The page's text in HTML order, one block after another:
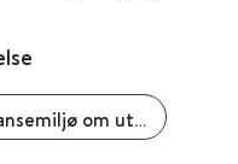
Nasjonalt kompetansemiljø om utviklingshemning (NAKU)